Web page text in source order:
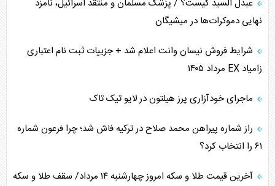
همسویی عربستان با سنتکام علیه متحدان ایران
ترامپ و توهم خلع سلاح حماس
چرا کویت به دنبال شریک امنیتی جدید است؟
اعتراف غرب به قدرت ایران در تثبیت معادلات
خطای راهبردی ترامپ مقابل برزیل
عبدل السید کیست؟ / پزشک مسلمان و منتقد اسرائیل، نامزد
نهایی دموکرات‌ها در میشیگان
شرایط فروش نیسان وانت اعلام شد + جزییات ثبت نام اعتباری
زامیاد EX مرداد ۱۴۰۵
ماجرای خودآزاری پرز هیلتون در لایو تیک تاک
راز شماره پیراهن محمد صلاح در ترکیه فاش شد؛ چرا فرعون شماره
۶۱ را انتخاب کرد؟
آخرین قیمت طلا و سکه امروز چهارشنبه ۱۴ مرداد/ سقف طلا و سکه